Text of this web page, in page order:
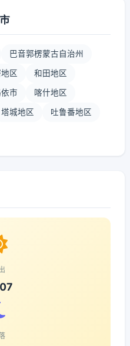
巴音郭楞蒙古自治州
区 和田地区
市 喀什地区
塔城地区 吐鲁番地区